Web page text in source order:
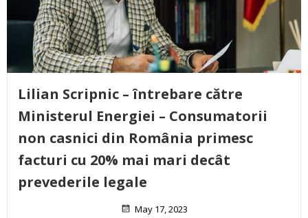
Lilian Scripnic – întrebare către
Ministerul Energiei – Consumatorii
non casnici din România primesc
facturi cu 20% mai mari decât
prevederile legale
May 17, 2023